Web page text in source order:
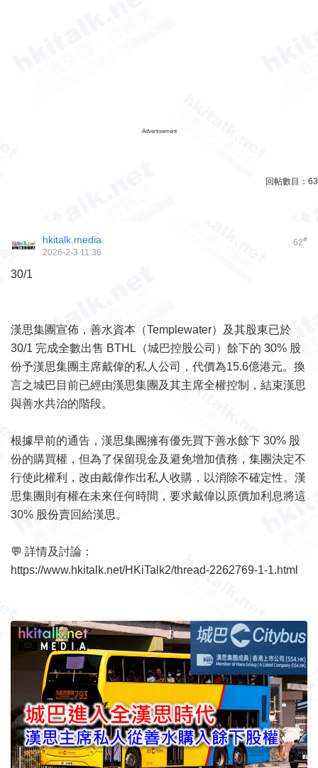
Advertisement
回帖數目： 63
62#
hkitalk.media
2026-2-3 11:36
30/1
漢思集團宣佈，善水資本（Templewater）及其股東已於
30/1 完成全數出售 BTHL（城巴控股公司）餘下的 30% 股
份予漢思集團主席戴偉的私人公司，代價為15.6億港元。換
言之城巴目前已經由漢思集團及其主席全權控制，結束漢思
與善水共治的階段。
根據早前的通告，漢思集團擁有優先買下善水餘下 30% 股
份的購買權，但為了保留現金及避免增加債務，集團決定不
行使此權利，改由戴偉作出私人收購，以消除不確定性。漢
思集團則有權在未來任何時間，要求戴偉以原價加利息將這
30% 股份賣回給漢思。
💬 詳情及討論：
https://www.hkitalk.net/HKiTalk2/thread-2262769-1-1.html